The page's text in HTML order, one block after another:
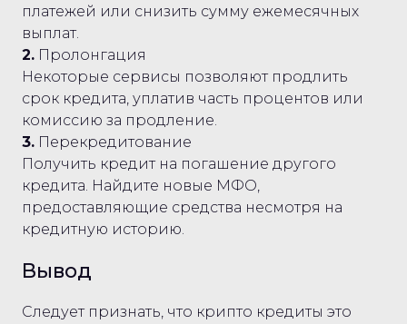
платежей или снизить сумму ежемесячных
выплат.
2. Пролонгация
Некоторые сервисы позволяют продлить
срок кредита, уплатив часть процентов или
комиссию за продление.
3. Перекредитование
Получить кредит на погашение другого
кредита. Найдите новые МФО,
предоставляющие средства несмотря на
кредитную историю.
Вывод
Следует признать, что крипто кредиты это